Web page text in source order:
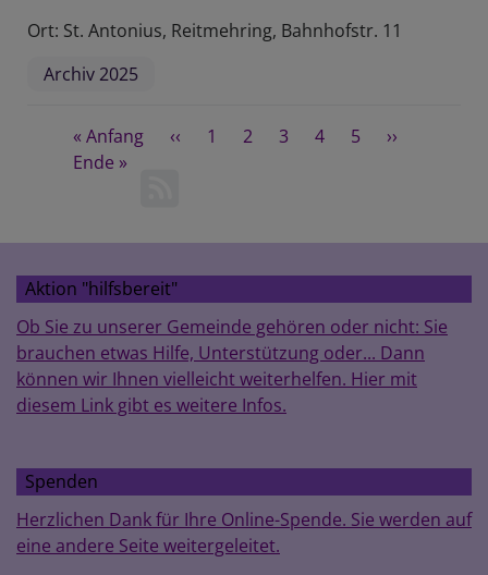
Ort: St. Antonius, Reitmehring, Bahnhofstr. 11
Archiv 2025
Seitennummerierung
First
page
« Anfang
Vorherige
‹‹ Seite
1 Seite
2
Aktuelle
3 Seite
4 Seite
5
Nächste
››
Last
Ende »
Aktion "hilfsbereit"
Ob Sie zu unserer Gemeinde gehören oder nicht: Sie
brauchen etwas Hilfe, Unterstützung oder... Dann
können wir Ihnen vielleicht weiterhelfen. Hier mit
diesem Link gibt es weitere Infos.
Spenden
Herzlichen Dank für Ihre Online-Spende. Sie werden auf
eine andere Seite weitergeleitet.